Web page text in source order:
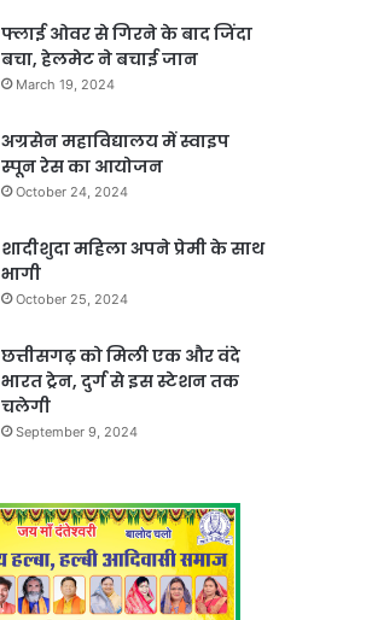
फ्लाई ओवर से गिरने के बाद जिंदा
बचा, हेलमेट ने बचाई जान
March 19, 2024
अग्रसेन महाविद्यालय में स्वाइप
स्पून रेस का आयोजन
October 24, 2024
शादीशुदा महिला अपने प्रेमी के साथ
भागी
October 25, 2024
छत्तीसगढ़ को मिली एक और वंदे
भारत ट्रेन, दुर्ग से इस स्टेशन तक
चलेगी
September 9, 2024